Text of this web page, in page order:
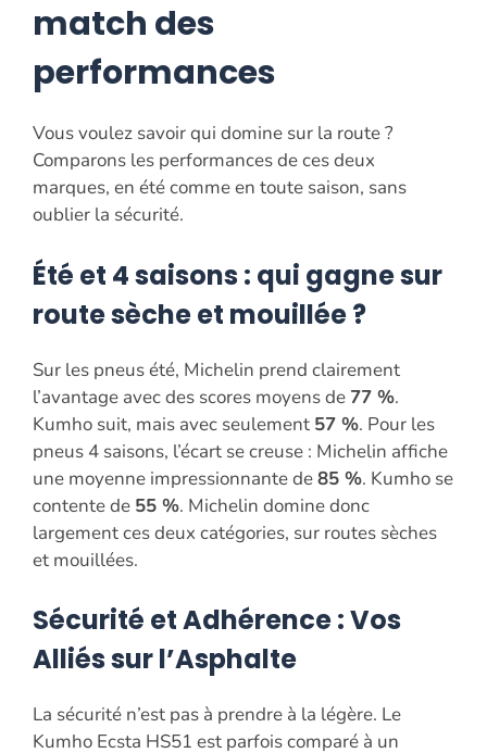
match des
performances
Vous voulez savoir qui domine sur la route ?
Comparons les performances de ces deux
marques, en été comme en toute saison, sans
oublier la sécurité.
Été et 4 saisons : qui gagne sur
route sèche et mouillée ?
Sur les pneus été, Michelin prend clairement
l’avantage avec des scores moyens de 77 %.
Kumho suit, mais avec seulement 57 %. Pour les
pneus 4 saisons, l’écart se creuse : Michelin affiche
une moyenne impressionnante de85 %. Kumho se
contente de 55 %. Michelin domine donc
largement ces deux catégories, sur routes sèches
et mouillées.
Sécurité et Adhérence : Vos
Alliés sur l’Asphalte
La sécurité n’est pas à prendre à la légère. Le
Kumho Ecsta HS51 est parfois comparé à un